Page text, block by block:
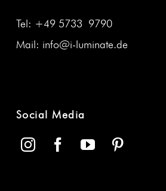
Tel: +49 5733 9790
Mail: info@i‑luminate.de
Social Media